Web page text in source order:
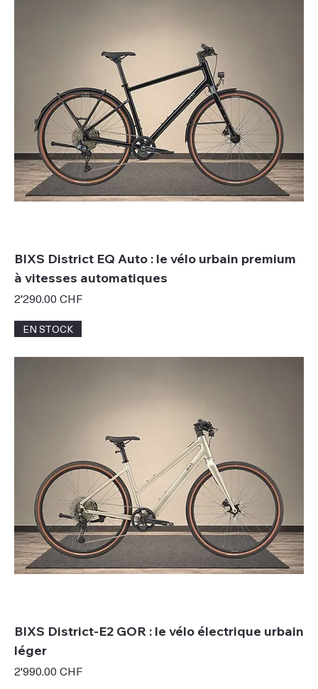
BIXS District EQ Auto : le vélo urbain premium
à vitesses automatiques
Prix
2'290.00 CHF
EN STOCK
BIXS District-E2 GOR : le vélo électrique urbain
léger
Prix
2'990.00 CHF